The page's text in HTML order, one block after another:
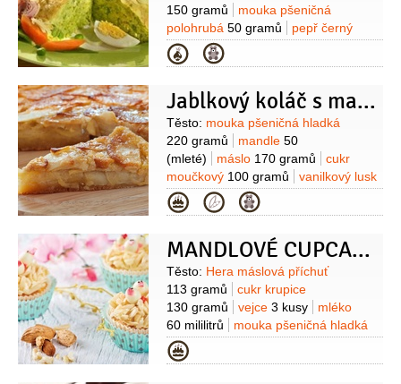
150 gramů
mouka pšeničná
polohrubá 50 gramů
pepř černý
(mletý)
sůl
2 lžíce
vejce2 kusy (vařené
Kategorie
Jablkový koláč s mandlemi a srdíčky
Suroviny
Těsto: mouka pšeničná hladká
220 gramů
mandle 50
(mleté)
máslo 170 gramů
cukr
moučkový 100 gramů
vanilkový lusk
1 kus
(dřeň) žloutek
citronová(z jednoho citronu)
Náplň:
5 lžic (kvalitní
lesní)
skořice rum
mandlové
lupínky
100 gramů
Kategorie
MANDLOVÉ CUPCAKES S KUŘÁTKY
Suroviny
Těsto: Hera máslová příchuť
113 gramů
cukr krupice
130 gramů
vejce 3 kusy
mléko
60 mililitrů
mouka pšeničná hladká
195
1,5 lžičky
citronová kůra
Kategorie